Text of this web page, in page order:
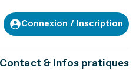
Connexion / Inscription
Contact & Infos pratiques